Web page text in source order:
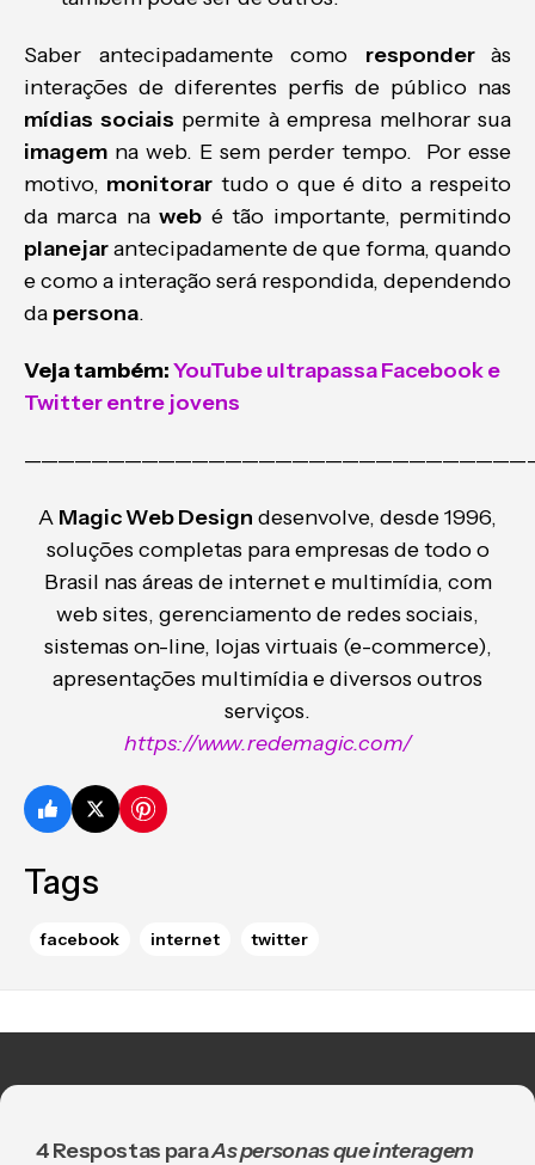
Saber antecipadamente como responder às
interações de diferentes perfis de público nas
mídias sociais permite à empresa melhorar sua
imagem na web. E sem perder tempo. Por esse
motivo, monitorar tudo o que é dito a respeito
da marca naweb é tão importante, permitindo
planejarantecipadamente de que forma, quando
e como a interação será respondida, dependendo
da persona.
Veja também:YouTube ultrapassa Facebook e
Twitter entre jovens
——————————————————————————————-
A Magic Web Design desenvolve, desde 1996,
soluções completas para empresas de todo o
Brasil nas áreas de internet e multimídia, com
web sites, gerenciamento de redes sociais,
sistemas on-line, lojas virtuais (e-commerce),
apresentações multimídia e diversos outros
serviços.
https://www.redemagic.com/
Tags
facebook internet twitter
4 Respostas paraAs personas que interagem